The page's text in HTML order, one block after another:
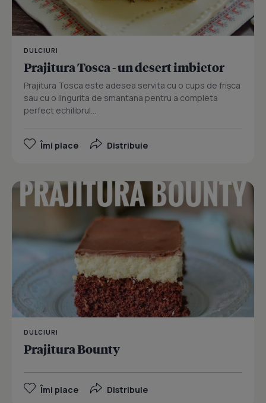
DULCIURI
Prajitura Tosca - un desert imbietor
Prajitura Tosca este adesea servita cu o cups de frișca
sau cu o lingurita de smantana pentru a completa
perfect echilibrul...
Îmi place Distribuie
DULCIURI
Prajitura Bounty
Îmi place Distribuie